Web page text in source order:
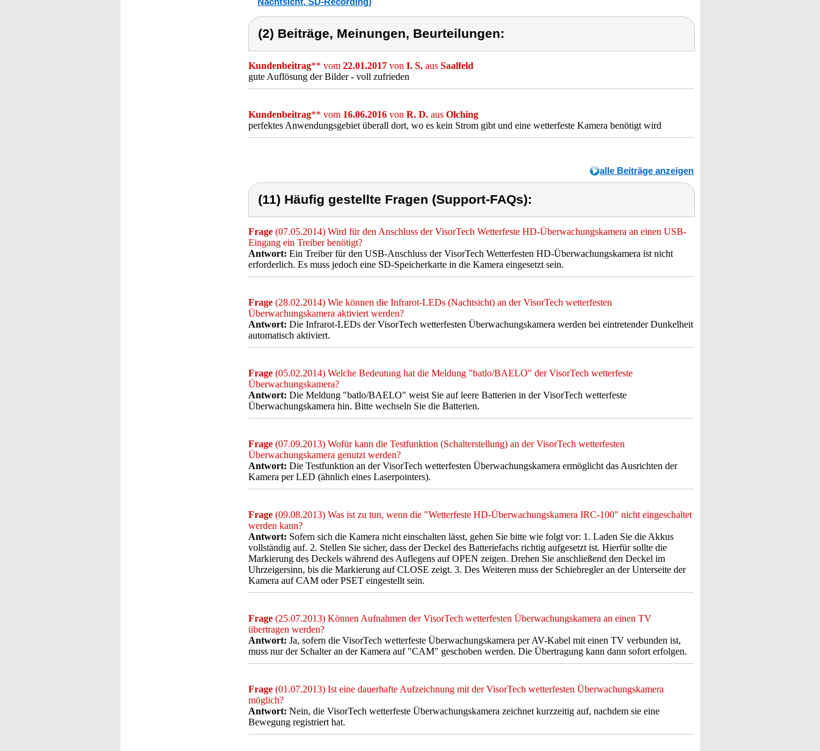
(2) Beiträge, Meinungen, Beurteilungen:
Kundenbeitrag** vom 22.01.2017 von I. S. aus Saalfeld
gute Auflösung der Bilder - voll zufrieden
Kundenbeitrag** vom 16.06.2016 von R. D. aus Olching
perfektes Anwendungsgebiet überall dort, wo es kein Strom gibt und eine wetterfeste Kamera benötigt wird
alle Beiträge anzeigen
(11) Häufig gestellte Fragen (Support-FAQs):
Frage (07.05.2014) Wird für den Anschluss der VisorTech Wetterfeste HD-Überwachungskamera an einen USB-
Eingang ein Treiber benötigt?
Antwort: Ein Treiber für den USB-Anschluss der VisorTech Wetterfesten HD-Überwachungskamera ist nicht
erforderlich. Es muss jedoch eine SD-Speicherkarte in die Kamera eingesetzt sein.
Frage (28.02.2014) Wie können die Infrarot-LEDs (Nachtsicht) an der VisorTech wetterfesten
Überwachungskamera aktiviert werden?
Antwort: Die Infrarot-LEDs der VisorTech wetterfesten Überwachungskamera werden bei eintretender Dunkelheit
automatisch aktiviert.
Frage (05.02.2014) Welche Bedeutung hat die Meldung "batlo/BAELO" der VisorTech wetterfeste
Überwachungskamera?
Antwort: Die Meldung "batlo/BAELO" weist Sie auf leere Batterien in der VisorTech wetterfeste
Überwachungskamera hin. Bitte wechseln Sie die Batterien.
Frage (07.09.2013) Wofür kann die Testfunktion (Schalterstellung) an der VisorTech wetterfesten
Überwachungskamera genutzt werden?
Antwort: Die Testfunktion an der VisorTech wetterfesten Überwachungskamera ermöglicht das Ausrichten der
Kamera per LED (ähnlich eines Laserpointers).
Frage (09.08.2013) Was ist zu tun, wenn die "Wetterfeste HD-Überwachungskamera IRC-100" nicht eingeschaltet
werden kann?
Antwort: Sofern sich die Kamera nicht einschalten lässt, gehen Sie bitte wie folgt vor: 1. Laden Sie die Akkus
vollständig auf. 2. Stellen Sie sicher, dass der Deckel des Batteriefachs richtig aufgesetzt ist. Hierfür sollte die
Markierung des Deckels während des Auflegens auf OPEN zeigen. Drehen Sie anschließend den Deckel im
Uhrzeigersinn, bis die Markierung auf CLOSE zeigt. 3. Des Weiteren muss der Schiebregler an der Unterseite der
Kamera auf CAM oder PSET eingestellt sein.
Frage (25.07.2013) Können Aufnahmen der VisorTech wetterfesten Überwachungskamera an einen TV
übertragen werden?
Antwort: Ja, sofern die VisorTech wetterfeste Überwachungskamera per AV-Kabel mit einen TV verbunden ist,
muss nur der Schalter an der Kamera auf "CAM" geschoben werden. Die Übertragung kann dann sofort erfolgen.
Frage (01.07.2013) Ist eine dauerhafte Aufzeichnung mit der VisorTech wetterfesten Überwachungskamera
möglich?
Antwort: Nein, die VisorTech wetterfeste Überwachungskamera zeichnet kurzzeitig auf, nachdem sie eine
Bewegung registriert hat.